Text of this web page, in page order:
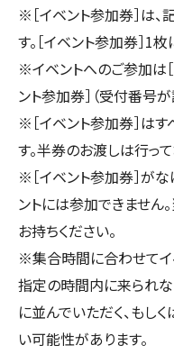
※［イベント参加券］は
す。［イベント参加券］1
※イベントへのご参加は［
ント参加券］（受付番号
※［イベント参加券］は
す。半券のお渡しは行って
※［イベント参加券］が
ントには参加できません
お持ちください。
※集合時間に合わせてイ
指定の時間内に来られ
に並んでいただく、もし
い可能性があります。